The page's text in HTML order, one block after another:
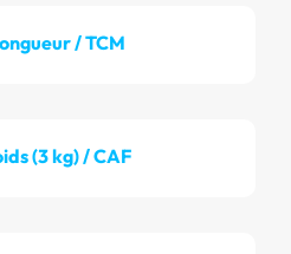
/ TCM
(3 kg) / CAF